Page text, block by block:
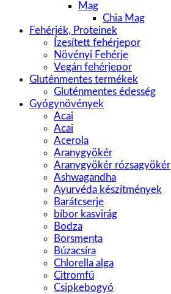
Mag
Chia Mag
Fehérjék, Proteinek
Ízesített fehérjepor
Növényi Fehérje
Vegán fehérjepor
Gluténmentes termékek
Gluténmentes édesség
Gyógynövények
Acai
Acai
Acerola
Aranygyökér
Aranygyökér rózsagyökér
Ashwagandha
Ayurvéda készítmények
Barátcserje
bíbor kasvirág
Bodza
Borsmenta
Búzacsíra
Chlorella alga
Citromfű
Csipkebogyó